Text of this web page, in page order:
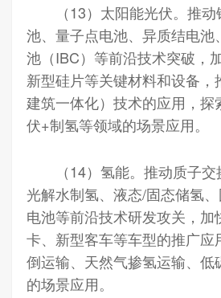
（13）太阳能光伏。推
池、量子点电池、异质结电池
池（IBC）等前沿技术突破，
新型硅片等关键材料和设备，
建筑一体化）技术的应用，探
伏+制氢等领域的场景应用。
（14）氢能。推动质子交
光解水制氢、液态/固态储氢
电池等前沿技术研发攻关，加
卡、新型客车等车型的推广应
倒运输、天然气掺氢运输、低
的场景应用。